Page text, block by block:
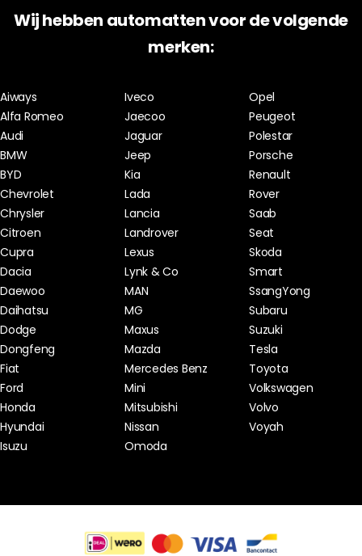
Wij hebben automatten voor de volgende
merken:
Aiways
Alfa Romeo
Audi
BMW
BYD
Chevrolet
Chrysler
Citroen
Cupra
Dacia
Daewoo
Daihatsu
Dodge
Dongfeng
Fiat
Ford
Honda
Hyundai
Isuzu
Iveco
Jaecoo
Jaguar
Jeep
Kia
Lada
Lancia
Landrover
Lexus
Lynk & Co
MAN
MG
Maxus
Mazda
Mercedes Benz
Mini
Mitsubishi
Nissan
Omoda
Opel
Peugeot
Polestar
Porsche
Renault
Rover
Saab
Seat
Skoda
Smart
SsangYong
Subaru
Suzuki
Tesla
Toyota
Volkswagen
Volvo
Voyah